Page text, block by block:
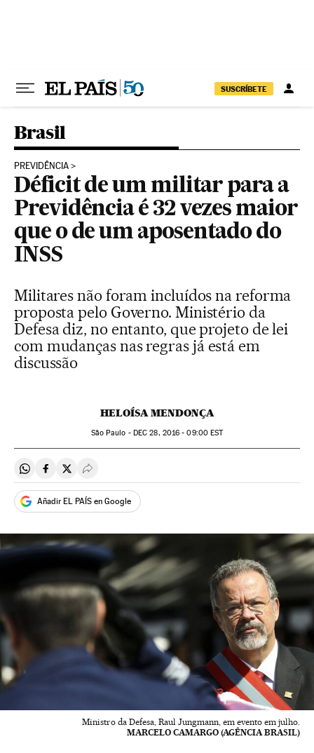
SUSCRÍBETE
Brasil
PREVIDÊNCIA
Déficit de um militar para a
Previdência é 32 vezes maior
que o de um aposentado do
INSS
Militares não foram incluídos na reforma
proposta pelo Governo. Ministério da
Defesa diz, no entanto, que projeto de lei
com mudanças nas regras já está em
discussão
HELOÍSA MENDONÇA
São Paulo - DEC 28, 2016 - 09:00EST
Compartir en Whatsapp
Compartir en Facebook
Compartir en Twitter
Desplegar Redes Sociales
Añadir EL PAÍS en Google
Ministro da Defesa, Raul Jungmann, em evento em julho.
MARCELO CAMARGO (AGÊNCIA BRASIL)